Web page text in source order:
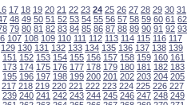
17 18 19 20 21 22 23 24 25 26 27 28 29 30 31
48 49 50 51 52 53 54 55 56 57 58 59 60 61 62
79 80 81 82 83 84 85 86 87 88 89 90 91 92 93
107 108 109 110 111 112 113 114 115 116 117
129 130 131 132 133 134 135 136 137 138 139
151 152 153 154 155 156 157 158 159 160 161
173 174 175 176 177 178 179 180 181 182 183
195 196 197 198 199 200 201 202 203 204 205
217 218 219 220 221 222 223 224 225 226 227
239 240 241 242 243 244 245 246 247 248 249